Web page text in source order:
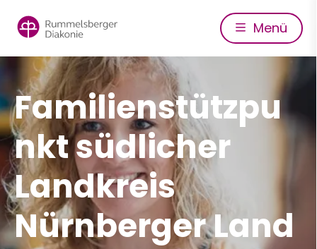
zum
Inhalt
Menü
Familienstützpu
nkt südlicher
Landkreis
Nürnberger Land